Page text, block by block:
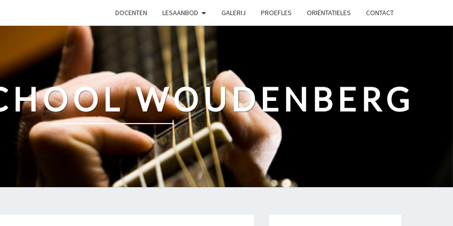
DOCENTEN LESAANBOD GALERIJ PROEFLES ORIËNTATIELES CONTACT
WOUDENBERG